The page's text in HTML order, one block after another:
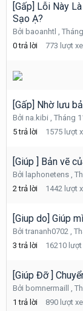
[Gấp] Lỗi Này
Sạo Ạ?
Bởi baoanhtl ,
0 trả lời 773 lượt
[Gấp] Nhờ lưu
Bởi na.kibi , Tháng
5 trả lời 1575 lượt
[Giúp ] Bản vẽ
Bởi laphonetens ,
2 trả lời 1442 lượt
[Giup do] Giúp
Bởitrananh0702 ,
3 trả lời 16210
[Giúp Đỡ ]
Bởi bomnermaill ,
1 trả lời 890 lượt